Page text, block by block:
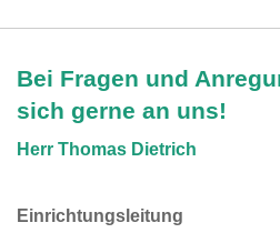
Bei Fragen und
sich gerne an uns!
Herr Thomas Dietrich
Einrichtungsleitung